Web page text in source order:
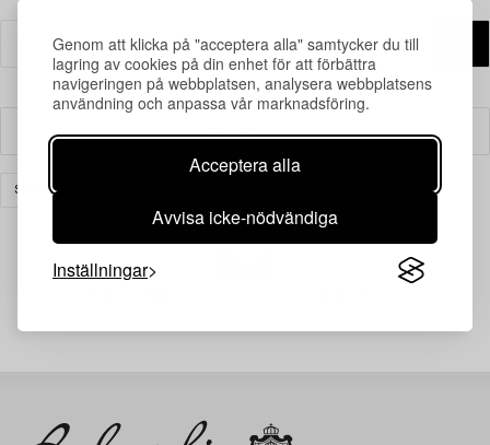
Genom att klicka på "acceptera alla" samtycker du till
lagring av cookies på din enhet för att förbättra
navigeringen på webbplatsen, analysera webbplatsens
användning och anpassa vår marknadsföring.
Acceptera alla
Avvisa icke-nödvändiga
Inställningar
SMYCKEN